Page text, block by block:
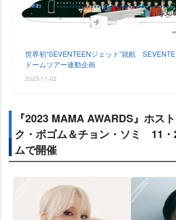
世界初“SEVENTEENジェット”就航
ドームツアー連動企画
2023-11-02
『2023 MAMA AWARDS』ホス
ク・ボゴム＆チョン・ソミ 11・
ムで開催